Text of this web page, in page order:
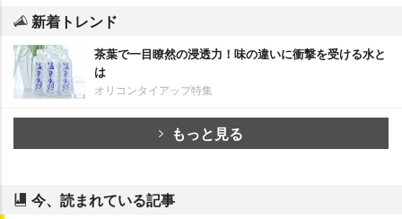
新着トレンド
茶葉で一目瞭然の浸透力！味の違いに衝撃を受ける水と
は
オリコンタイアップ特集
もっと見る
今、読まれている記事